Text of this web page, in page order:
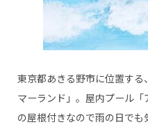
東京都あきる野市に位置す
マーランド」。屋内プール
の屋根付きなので雨の日で